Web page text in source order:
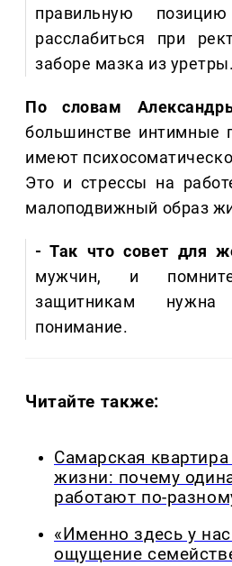
правильную
расслабиться при
заборе мазка из уретры.
По словам
большинстве интимные
имеют
Это и стрессы на
малоподвижный образ
- Так что совет для
мужчин, и
защитникам
понимание.
Читайте также:
Самарская
жизни: почему
работают по-
«Именно здесь у
ощущение